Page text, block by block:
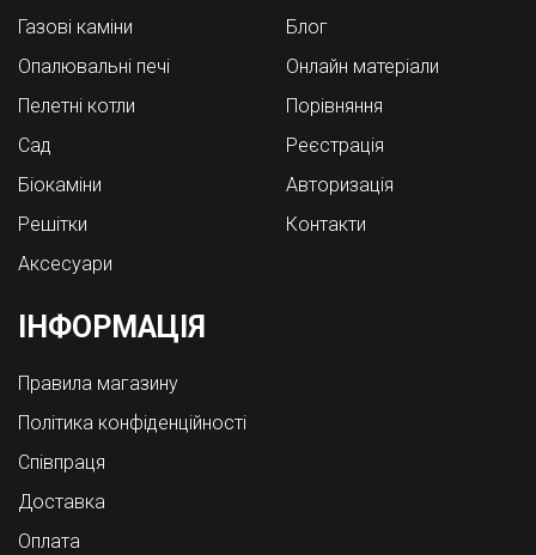
Газові каміни
Опалювальні печі
Пелетні котли
Cад
Біокаміни
Решітки
Аксесуари
Блог
Онлайн матеріали
Порівняння
Реєстрація
Авторизація
Контакти
ІНФОРМАЦІЯ
Правила магазину
Політика конфіденційності
Співпраця
Доставка
Оплата